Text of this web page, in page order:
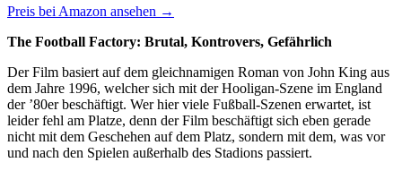
Preis bei Amazon ansehen →
The Football Factory: Brutal, Kontrovers, Gefährlich
Der Film basiert auf dem gleichnamigen Roman von John King aus
dem Jahre 1996, welcher sich mit der Hooligan-Szene im England
der ’80er beschäftigt. Wer hier viele Fußball-Szenen erwartet, ist
leider fehl am Platze, denn der Film beschäftigt sich eben gerade
nicht mit dem Geschehen auf dem Platz, sondern mit dem, was vor
und nach den Spielen außerhalb des Stadions passiert.